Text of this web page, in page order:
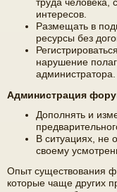
труда человека,
интересов.
Размещать в
ресурсы без
нарушение
администратора.
Администрация
Дополнять и
В ситуациях, не
своему
Опыт существования
которые чаще других